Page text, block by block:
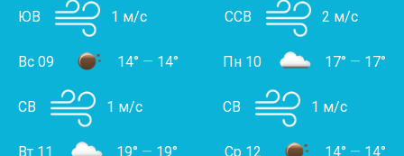
ЮВ 1 м/с ССВ 2 м/с
Вс 09 14° — 14°
СВ 1 м/с
Пн 10 17° — 17°
СВ 1 м/с
Вт 11 19° — 19° Ср 12 14° — 14°